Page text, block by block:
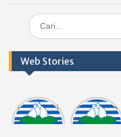
Search
for:
Web Stories
Informasi
Dokumen
tasi